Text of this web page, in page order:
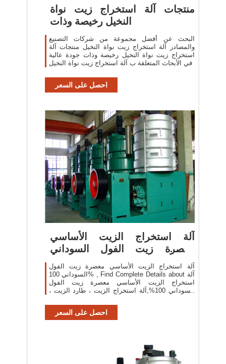
منتجات آلة استخراج زيت نواة
النخيل رخيصة وذات
البحث عن أفضل مجموعة من شركات التصنيع
والمصادر آلة استخراج زيت نواة النخيل منتجات آلة
استخراج زيت نواة النخيل رخيصة وذات جودة عالية
في الأبحاث المتعلقة ب آلة استخراج زيت نواة النخيل
احصل على السعر
آلة استخراج الزيت الأساسي
معصرة زيت الفول السوداني
آلة استخراج الزيت الأساسي معصرة زيت الفول
السوداني 100% , Find Complete Details about آلة
استخراج الزيت الأساسي معصرة زيت الفول
السوداني 100%,آلة استخراج الزيت ، طارد الزيت ،
Manufacturer-Nanchang Dulong Industrial Co.,
Ltd.احصل على السعر